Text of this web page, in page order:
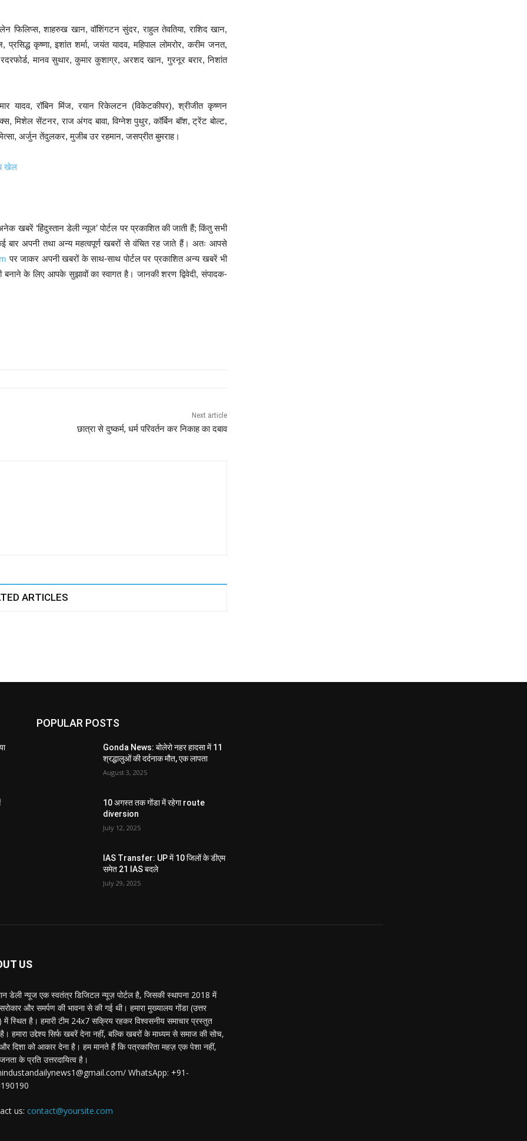
फिलिप्स, शाहरुख खान, वॉशिंगटन सुंदर, राहुल तेवतिया, राशिद खान,
प्रसिद्ध कृष्णा, इशांत शर्मा, जयंत यादव, महिपाल लोमरोर, करीम जनत,
मानव सुथार, कुमार कुशाग्र, अरशद खान, गुरनूर बरार, निशांत
यादव, रॉबिन मिंज, रयान रिकेलटन (विकेटकीपर), श्रीजीत कृष्णन
मिशेल सेंटनर, राज अंगद बावा, विग्नेश पुथुर, कॉर्बिन बॉश, ट्रेंट बोल्ट,
अर्जुन तेंदुलकर, मुजीब उर रहमान, जसप्रीत बुमराह।
खेल
खबरें ‘हिंदुस्तान डेली न्यूज’ पोर्टल पर प्रकाशित की जाती हैं; किंतु सभी
अपनी तथा अन्य महत्वपूर्ण खबरों से वंचित रह जाते हैं। अतः आपसे
पर जाकर अपनी खबरों के साथ-साथ पोर्टल पर प्रकाशित अन्य खबरें भी
के लिए आपके सुझावों का स्वागत है। जानकी शरण द्विवेदी, संपादक-
Next article
छात्रा से दुष्कर्म, धर्म परिवर्तन कर निकाह का दबाव
ARTICLES
POPULAR POSTS
Gonda News: बोलेरो नहर हादसा में 11
श्रद्धालुओं की दर्दनाक मौत, एक लापता
August 3, 2025
10 अगस्त तक गोंडा में रहेगा route
diversion
July 12, 2025
IAS Transfer: UP में 10 जिलों के डीएम
समेत 21 IAS बदले
July 29, 2025
US
डेली न्यूज एक स्वतंत्र डिजिटल न्यूज़ पोर्टल है, जिसकी स्थापना 2018 में
और समर्पण की भावना से की गई थी। हमारा मुख्यालय गोंडा (उत्तर
में स्थित है। हमारी टीम 24x7 सक्रिय रहकर विश्वसनीय समाचार प्रस्तुत
हमारा उद्देश्य सिर्फ खबरें देना नहीं, बल्कि खबरों के माध्यम से समाज की सोच,
दिशा को आकार देना है। हम मानते हैं कि पत्रकारिता महज़ एक पेशा नहीं,
के प्रति उत्तरदायित्व है।
WhatsApp: +91-
us: contact@yoursite.com